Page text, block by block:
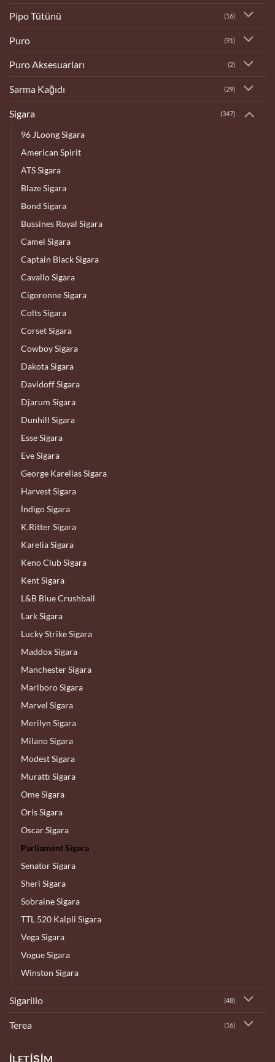
Pipo Tütünü (16)
Puro (91)
Puro Aksesuarları (2)
Sarma Kağıdı (29)
Sigara (347)
96 JLoong Sigara
American Spirit
ATS Sigara
Blaze Sigara
Bond Sigara
Bussines Royal Sigara
Camel Sigara
Captain Black Sigara
Cavallo Sigara
Cigoronne Sigara
Colts Sigara
Corset Sigara
Cowboy Sigara
Dakota Sigara
Davidoff Sigara
Djarum Sigara
Dunhill Sigara
Esse Sigara
Eve Sigara
George Karelias Sigara
Harvest Sigara
İndigo Sigara
K.Ritter Sigara
Karelia Sigara
Keno Club Sigara
Kent Sigara
L&B Blue Crushball
Lark Sigara
Lucky Strike Sigara
Maddox Sigara
Manchester Sigara
Marlboro Sigara
Marvel Sigara
Merilyn Sigara
Milano Sigara
Modest Sigara
Murattı Sigara
Ome Sigara
Oris Sigara
Oscar Sigara
Parliament Sigara
Senator Sigara
Sheri Sigara
Sobraine Sigara
TTL 520 Kalpli Sigara
Vega Sigara
Vogue Sigara
Winston Sigara
Sigarillo (48)
Terea (16)
İLETIŞIM